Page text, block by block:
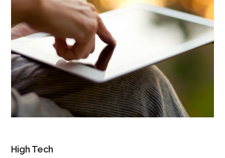
High Tech